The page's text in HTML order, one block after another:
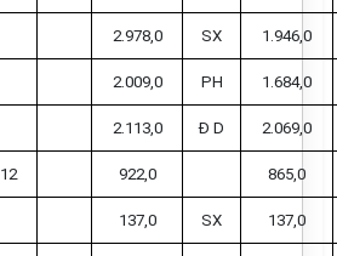
2.978,0 SX 1.946,0
2.009,0 PH 1.684,0
2.113,0 Đ D 2.069,0
12 922,0 865,0
137,0 SX 137,0